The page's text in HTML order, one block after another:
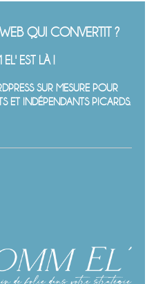
QUI CONVERTIT ?
EST LÀ !
SUR MESURE POUR
ET INDÉPENDANTS PICARDS.